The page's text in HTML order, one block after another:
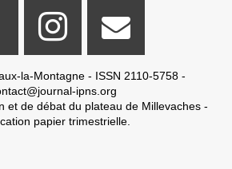
la-Montagne - ISSN 2110-5758 -
ipns.org
et de débat du plateau de Millevaches -
papier trimestrielle.